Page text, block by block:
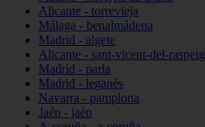
Alicante - torrevieja
Málaga - benalmádena
Madrid - algete
Alicante - sant-vicent-del-raspeig
Madrid - parla
Madrid - leganés
Navarra - pamplona
Jaén - jaén